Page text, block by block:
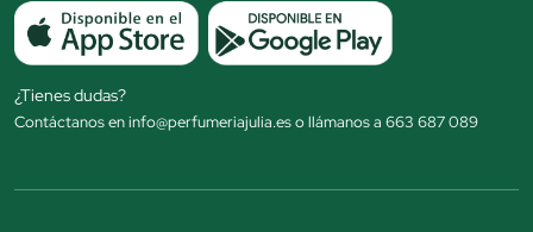
¿Tienes dudas?
Contáctanos en info@perfumeriajulia.es o llámanos a 663 687 089